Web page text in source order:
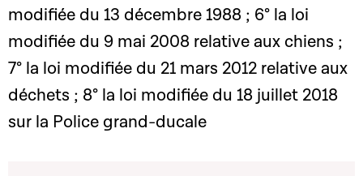
modifiée du 13 décembre 1988 ; 6° la loi
modifiée du 9 mai 2008 relative aux chiens ;
7° la loi modifiée du 21 mars 2012 relative aux
déchets ; 8° la loi modifiée du 18 juillet 2018
sur la Police grand-ducale